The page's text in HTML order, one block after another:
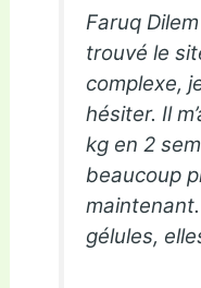
Faruq Dilem
trouvé le
complexe,
hésiter. Il
kg en 2
beaucoup
gélules,